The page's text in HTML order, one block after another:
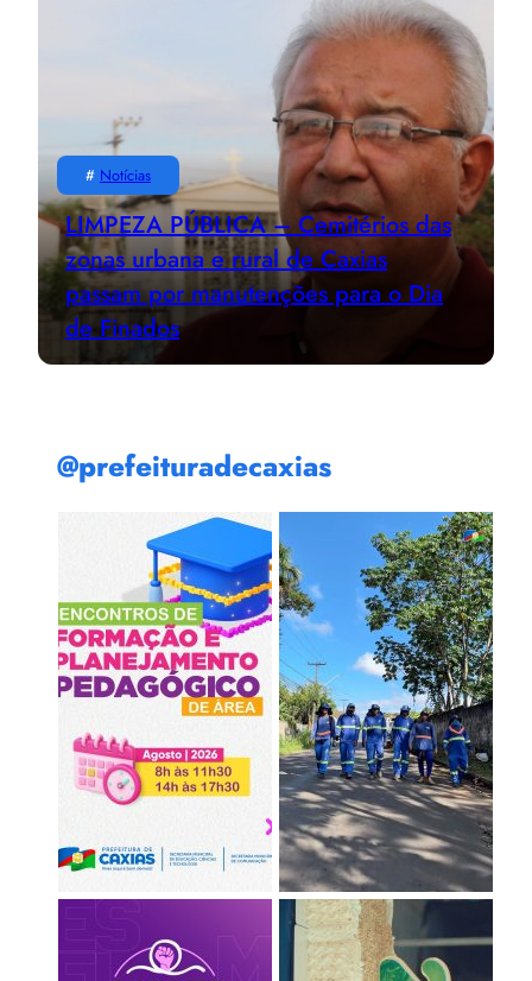
# Notícias
LIMPEZA PÚBLICA – Cemitérios das
zonas urbana e rural de Caxias
passam por manutenções para o Dia
de Finados
@prefeituradecaxias